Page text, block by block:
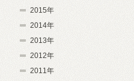
2015年
2014年
2013年
2012年
2011年